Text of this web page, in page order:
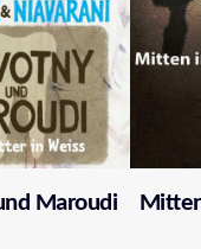
Maroudi